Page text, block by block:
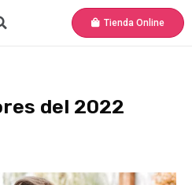
Tienda Online
del 2022